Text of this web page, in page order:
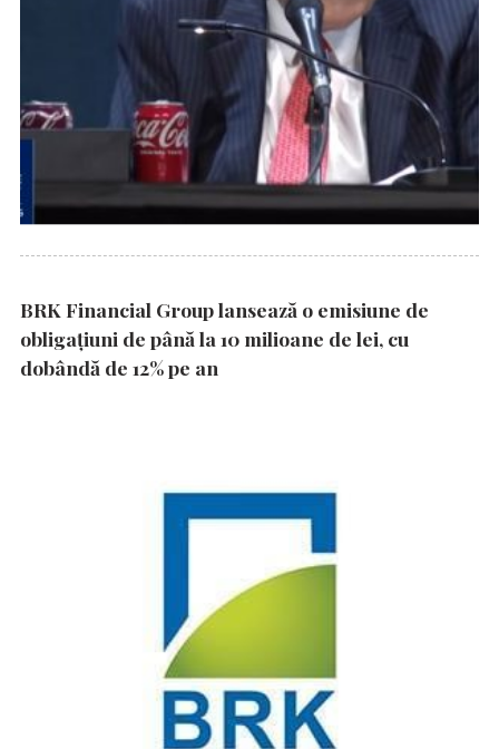
BRK Financial Group lansează o emisiune de
obligațiuni de până la 10 milioane de lei, cu
dobândă de 12% pe an